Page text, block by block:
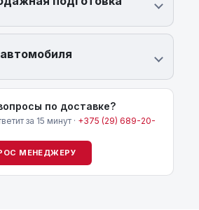
по доставке?
за 15 минут · +375 (29) 689-20-
МЕНЕДЖЕРУ